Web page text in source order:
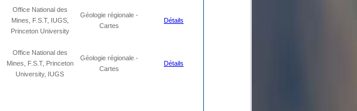
Office National des
Mines, F.S.T, IUGS,
Princeton University
Géologie régionale -
Cartes
Détails
Office National des
Mines, F.S.T, Princeton
University, IUGS
Géologie régionale -
Cartes
Détails